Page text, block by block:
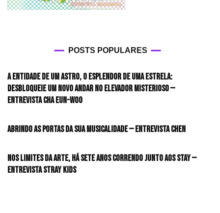
POSTS POPULARES
A entidade de um astro, o esplendor de uma estrela:
desbloqueie um novo andar no elevador misterioso —
Entrevista CHA EUN-WOO
Abrindo as portas da sua musicalidade — Entrevista CHEN
Nos limites da arte, há sete anos correndo junto aos STAY —
Entrevista Stray Kids